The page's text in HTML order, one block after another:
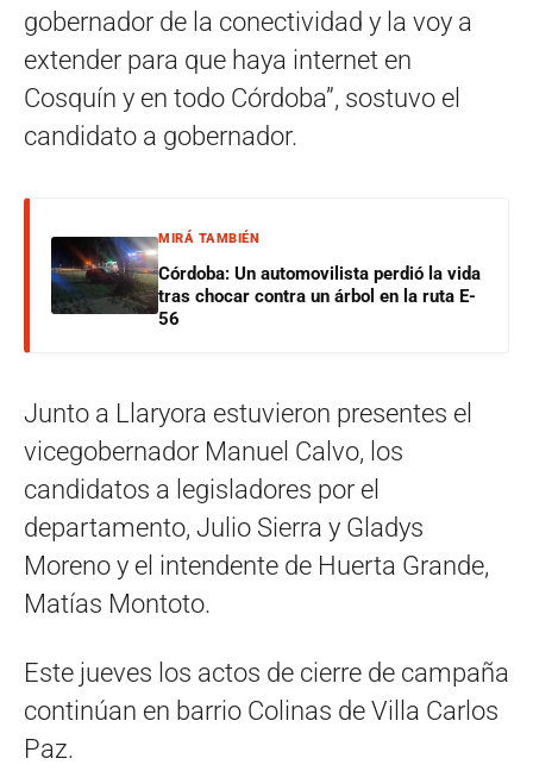
gobernador de la conectividad y la voy a
extender para que haya internet en
Cosquín y en todo Córdoba”, sostuvo el
candidato a gobernador.
MIRÁ TAMBIÉN
Córdoba: Un automovilista perdió la vida
tras chocar contra un árbol en la ruta E-
56
Junto a Llaryora estuvieron presentes el
vicegobernador Manuel Calvo, los
candidatos a legisladores por el
departamento, Julio Sierra y Gladys
Moreno y el intendente de Huerta Grande,
Matías Montoto.
Este jueves los actos de cierre de campaña
continúan en barrio Colinas de Villa Carlos
Paz.